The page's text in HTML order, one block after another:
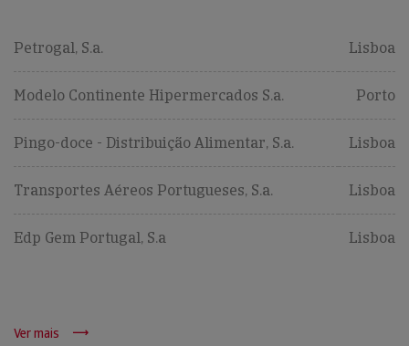
Petrogal, S.a. Lisboa
Modelo Continente Hipermercados S.a. Porto
Pingo-doce - Distribuição Alimentar, S.a. Lisboa
Transportes Aéreos Portugueses, S.a. Lisboa
Edp Gem Portugal, S.a Lisboa
Ver mais